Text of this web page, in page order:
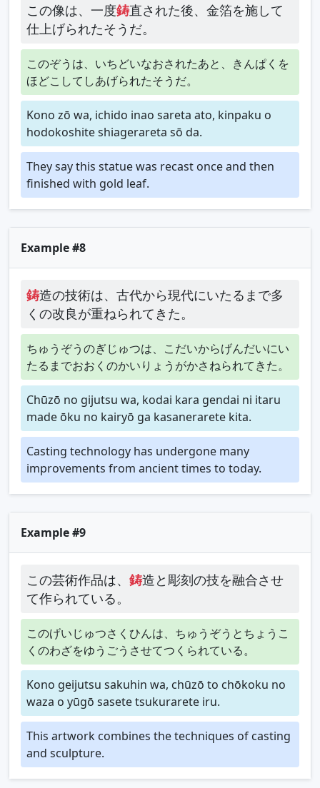
この像は、一度鋳直された後、金箔を施して
仕上げられたそうだ。
このぞうは、いちどいなおされたあと、きんぱくを
ほどこしてしあげられたそうだ。
Kono zō wa, ichido inao sareta ato, kinpaku o
hodokoshite shiagerareta sō da.
They say this statue was recast once and then
finished with gold leaf.
Example #8
鋳造の技術は、古代から現代にいたるまで多
くの改良が重ねられてきた。
ちゅうぞうのぎじゅつは、こだいからげんだいにい
たるまでおおくのかいりょうがかさねられてきた。
Chūzō no gijutsu wa, kodai kara gendai ni itaru
made ōku no kairyō ga kasanerarete kita.
Casting technology has undergone many
improvements from ancient times to today.
Example #9
この芸術作品は、 鋳造と彫刻の技を融合させ
て作られている。
このげいじゅつさくひんは、ちゅうぞうとちょうこ
くのわざをゆうごうさせてつくられている。
Kono geijutsu sakuhin wa, chūzō to chōkoku no
waza o yūgō sasete tsukurarete iru.
This artwork combines the techniques of casting
and sculpture.